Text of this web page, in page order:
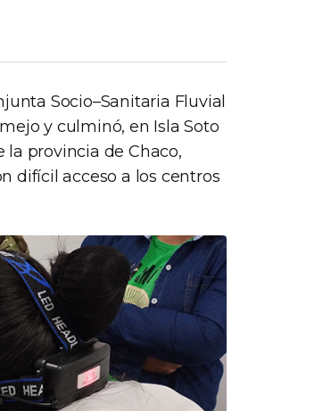
Socio–Sanitaria Fluvial
y culminó, en Isla Soto
la provincia de Chaco,
difícil acceso a los centros